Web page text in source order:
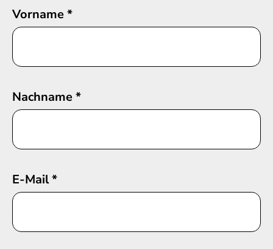
Vorname*
Nachname*
E-Mail*